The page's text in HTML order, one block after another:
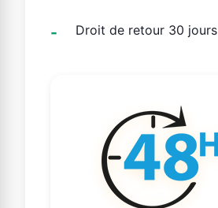
Droit de retour 30 jours